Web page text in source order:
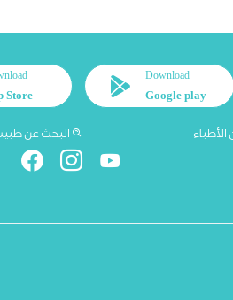
Download
Google play
Store
البحث عن